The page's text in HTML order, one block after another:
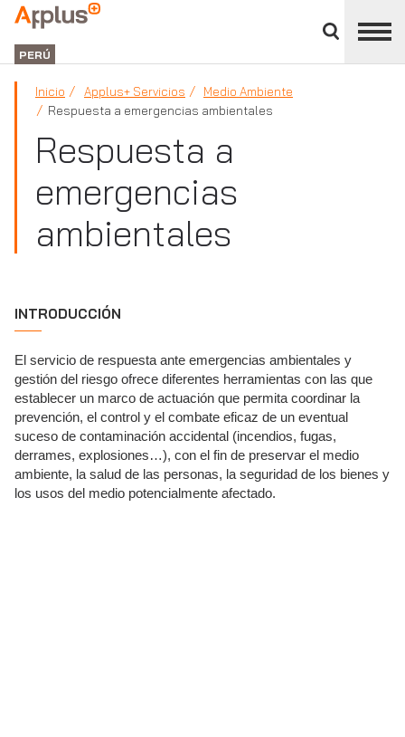
panel
Applus+
GROUP
PERÚ
Inicio Applus+ Servicios
Medio Ambiente
Respuesta a emergencias ambientales
Respuesta a
emergencias
ambientales
INTRODUCCIÓN
El servicio de respuesta ante emergencias ambientales y
gestión del riesgo ofrece diferentes herramientas con las que
establecer un marco de actuación que permita coordinar la
prevención, el control y el combate eficaz de un eventual
suceso de contaminación accidental (incendios, fugas,
derrames, explosiones…), con el fin de preservar el medio
ambiente, la salud de las personas, la seguridad de los bienes y
los usos del medio potencialmente afectado.